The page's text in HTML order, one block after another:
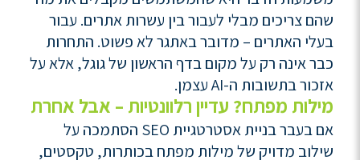
שהם צריכים מבלי לעבור בין עשרות אתרים. עבור
בעלי האתרים – מדובר באתגר לא פשוט. התחרות
כבר אינה רק על מקום בדף הראשון של גוגל, אלא על
אזכור בתשובות ה-AI עצמן.
מילות מפתח? עדיין רלוונטיות – אבל אחרת
אם בעבר בניית אסטרטגיית SEO הסתמכה על
שילוב מדויק של מילות מפתח בכותרות, טקסטים,